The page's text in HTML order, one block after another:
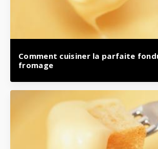
Comment cuisiner la parfaite
fromage